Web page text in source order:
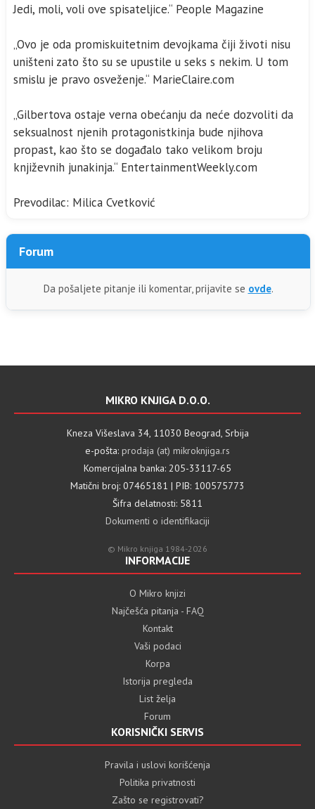
Jedi, moli, voli ove spisateljice.“ People Magazine
„Ovo je oda promiskuitetnim devojkama čiji životi nisu
uništeni zato što su se upustile u seks s nekim. U tom
smislu je pravo osveženje.“ MarieClaire.com
„Gilbertova ostaje verna obećanju da neće dozvoliti da
seksualnost njenih protagonistkinja bude njihova
propast, kao što se događalo tako velikom broju
književnih junakinja.“ EntertainmentWeekly.com
Prevodilac: Milica Cvetković
Forum
Da pošaljete pitanje ili komentar, prijavite se ovde.
MIKRO KNJIGA D.O.O.
Kneza Višeslava 34, 11030 Beograd, Srbija
e-pošta: prodaja (at) mikroknjiga.rs
Komercijalna banka: 205-33117-65
Matični broj: 07465181 | PIB: 100575773
Šifra delatnosti: 5811
Dokumenti o identifikaciji
© Mikro knjiga 1984-2026
INFORMACIJE
O Mikro knjizi
Najčešća pitanja - FAQ
Kontakt
Vaši podaci
Korpa
Istorija pregleda
List želja
Forum
KORISNIČKI SERVIS
Pravila i uslovi korišćenja
Politika privatnosti
Zašto se registrovati?